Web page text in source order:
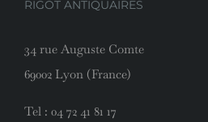
RIGOT ANTIQUAIRES
34 rue Auguste Comte
69002 Lyon (France)
Tel : 04 72 41 81 17